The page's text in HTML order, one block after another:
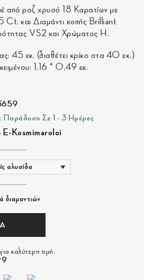
από ροζ χρυσό 18 Καρατίων με
και Διαμάντι κοπής Brilliant
VS2 και Χρώματος H.
45 εκ. (διαθέτει κρίκο στα 40 εκ.)
1,16 * 0,49 εκ.
Παράδοση Σε 1 - 3 Ημέρες
E-Kosmimaroloi
διαμαντιών
καλύτερη τιμή.